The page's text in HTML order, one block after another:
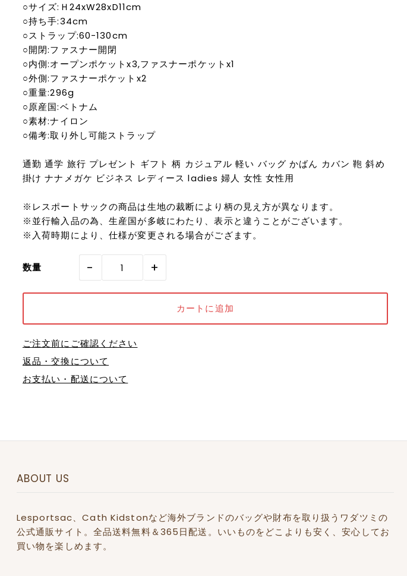
○サイズ:Ｈ24xW28xD11cm
○持ち手:34cm
○ストラップ:60-130cm
○開閉:ファスナー開閉
○内側:オープンポケットx3,ファスナーポケットx1
○外側:ファスナーポケットx2
○重量:296g
○原産国:ベトナム
○素材:ナイロン
○備考:取り外し可能ストラップ
通勤 通学 旅行 プレゼント ギフト 柄 カジュアル 軽い バッグ かばん カバン 鞄 斜め
掛け ナナメガケ ビジネス レディース ladies 婦人 女性 女性用
※レスポートサックの商品は生地の裁断により柄の見え方が異なります。
※並行輸入品の為、生産国が多岐にわたり、表示と違うことがございます。
※入荷時期により、仕様が変更される場合がござます。
数量 - +
ご注文前にご確認ください
返品・交換について
お支払い・配送について
ABOUT US
Lesportsac、Cath Kidstonなど海外ブランドのバッグや財布を取り扱うワダツミの
公式通販サイト。全品送料無料＆365日配送。いいものをどこよりも安く、安心してお
買い物を楽しめます。